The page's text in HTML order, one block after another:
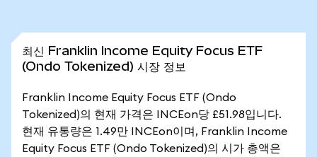
최신 Franklin Income Equity Focus ETF
(Ondo Tokenized) 시장 정보
Franklin Income Equity Focus ETF (Ondo
Tokenized)의 현재 가격은 INCEon당 £51.98입니다.
현재 유통량은 1.49만 INCEon이며, Franklin Income
Equity Focus ETF (Ondo Tokenized)의 시가 총액은